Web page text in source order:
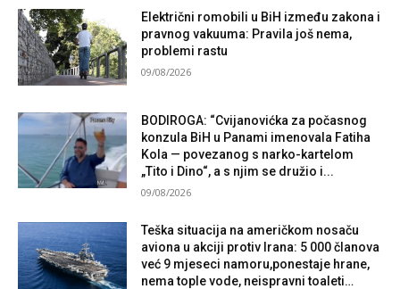
Električni romobili u BiH između zakona i
pravnog vakuuma: Pravila još nema,
problemi rastu
09/08/2026
BODIROGA: “Cvijanovićka za počasnog
konzula BiH u Panami imenovala Fatiha
Kola — povezanog s narko-kartelom
„Tito i Dino“, a s njim se družio i...
09/08/2026
Teška situacija na američkom nosaču
aviona u akciji protiv Irana: 5 000 članova
već 9 mjeseci namoru,ponestaje hrane,
nema tople vode, neispravni toaleti…